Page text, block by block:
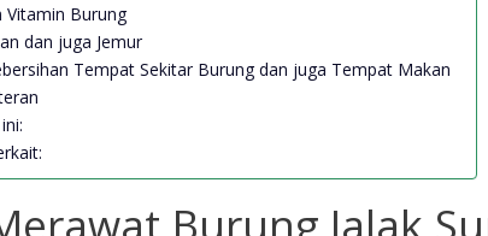
Vitamin Burung
dan juga Jemur
Tempat Sekitar Burung dan juga Tempat Makan
Burung Jalak